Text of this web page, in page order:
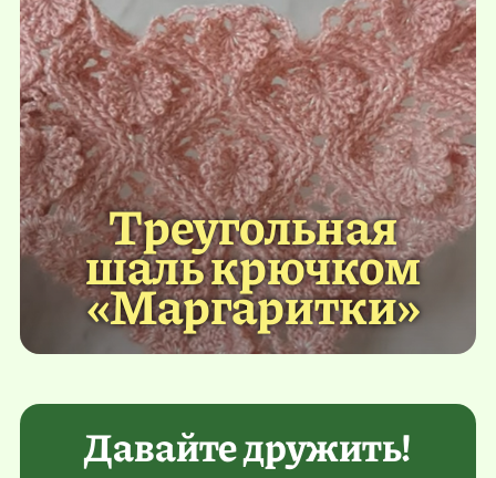
Треугольная
шаль крючком
«Маргаритки»
Давайте дружить!